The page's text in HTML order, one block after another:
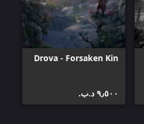
Drova - Forsaken Kin
٩٫٥٠٠ د.ب.‏